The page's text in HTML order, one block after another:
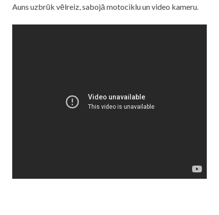
Auns uzbrūk vēlreiz, sabojā motociklu un video kameru.